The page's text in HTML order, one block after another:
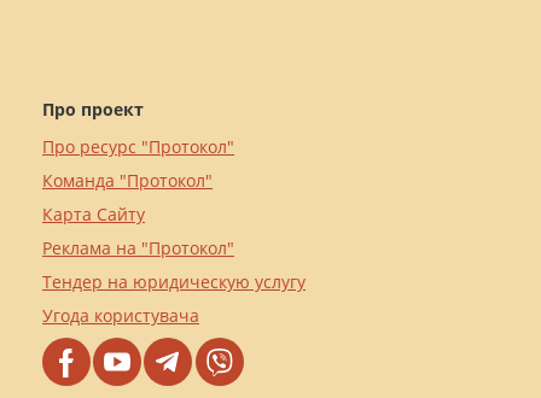
Про проект
Про ресурс "Протокол"
Команда "Протокол"
Карта Сайту
Реклама на "Протокол"
Тендер на юридическую услугу
Угода користувача